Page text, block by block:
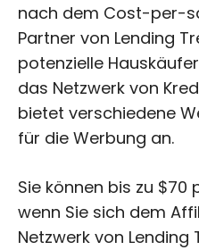
nach dem Cost-per-
Partner von Lending
potenzielle
das Netzwerk von
bietet verschiedene
für die Werbung an.
Sie können bis zu $70
wenn Sie sich dem
Netzwerk von Lending